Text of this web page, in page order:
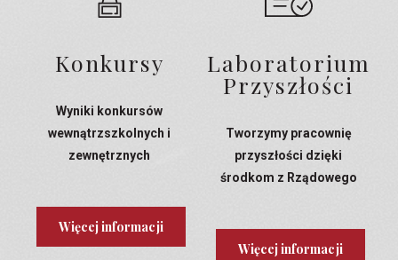
Konkursy
Wyniki konkursów
wewnątrzszkolnych i
zewnętrznych
Więcej informacji
Laboratorium
Przyszłości
Tworzymy pracownię
przyszłości dzięki
środkom z Rządowego
Więcej informacji